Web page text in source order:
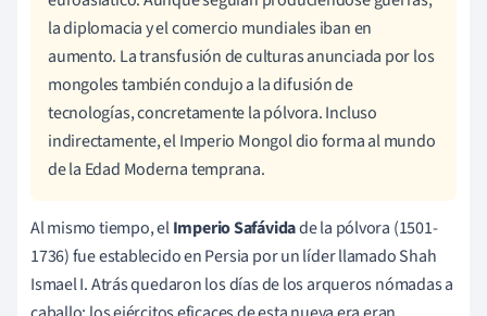
la diplomacia y el comercio mundiales iban en
aumento. La transfusión de culturas anunciada por los
mongoles también condujo a la difusión de
tecnologías, concretamente la pólvora. Incluso
indirectamente, el Imperio Mongol dio forma al mundo
de la Edad Moderna temprana.
Al mismo tiempo, elImperio Safávidade la pólvora (1501-
1736) fue establecido en Persia por un líder llamado Shah
Ismael I. Atrás quedaron los días de los arqueros nómadas a